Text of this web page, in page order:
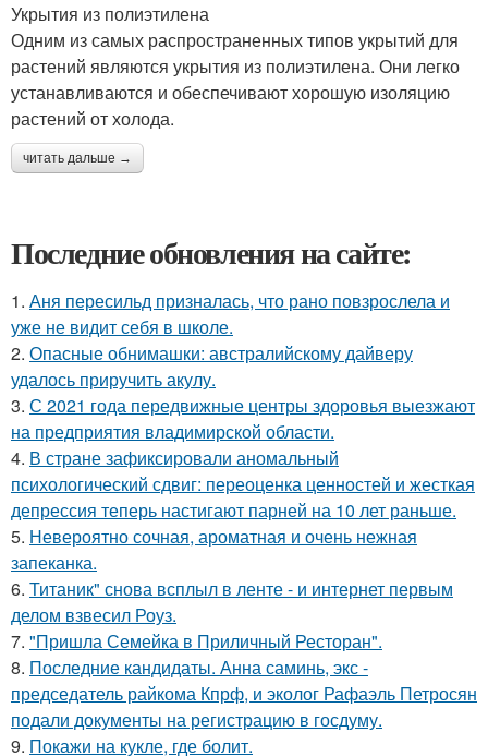
Укрытия из полиэтилена
Одним из самых распространенных типов укрытий для
растений являются укрытия из полиэтилена. Они легко
устанавливаются и обеспечивают хорошую изоляцию
растений от холода.
читать дальше →
Последние обновления на сайте:
1. Аня пересильд призналась, что рано повзрослела и
уже не видит себя в школе.
2. Опасные обнимашки: австралийскому дайверу
удалось приручить акулу.
3. С 2021 года передвижные центры здоровья выезжают
на предприятия владимирской области.
4. В стране зафиксировали аномальный
психологический сдвиг: переоценка ценностей и жесткая
депрессия теперь настигают парней на 10 лет раньше.
5. Невероятно сочная, ароматная и очень нежная
запеканка.
6. Титаник" снова всплыл в ленте - и интернет первым
делом взвесил Роуз.
7. "Пришла Семейка в Приличный Ресторан".
8. Последние кандидаты. Анна саминь, экс -
председатель райкома Кпрф, и эколог Рафаэль Петросян
подали документы на регистрацию в госдуму.
9. Покажи на кукле, где болит.